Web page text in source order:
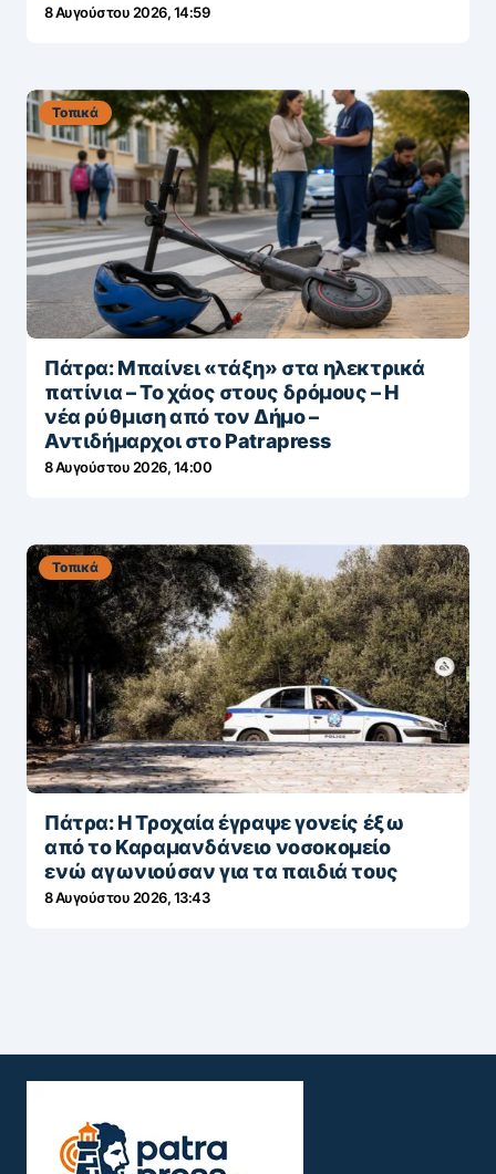
8 Αυγούστου 2026, 14:59
Τοπικά
Πάτρα: Μπαίνει «τάξη» στα ηλεκτρικά
πατίνια – Το χάος στους δρόμους – Η
νέα ρύθμιση από τον Δήμο –
Αντιδήμαρχοι στο Patrapress
8 Αυγούστου 2026, 14:00
Τοπικά
Πάτρα: Η Τροχαία έγραψε γονείς έξω
από το Καραμανδάνειο νοσοκομείο
ενώ αγωνιούσαν για τα παιδιά τους
8 Αυγούστου 2026, 13:43